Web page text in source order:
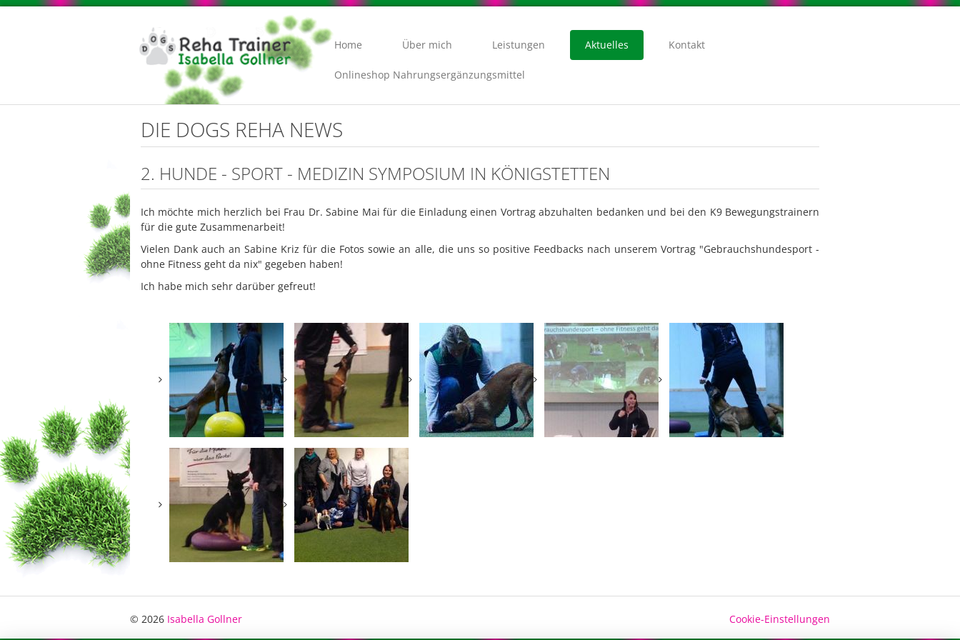
Home Über mich Leistungen Aktuelles Kontakt
Onlineshop Nahrungsergänzungsmittel
DIE DOGS REHA NEWS
2. HUNDE - SPORT - MEDIZIN SYMPOSIUM IN KÖNIGSTETTEN
Ich möchte mich herzlich bei Frau Dr. Sabine Mai für die Einladung einen Vortrag abzuhalten bedanken und bei den K9 Bewegungstrainern
für die gute Zusammenarbeit!
Vielen Dank auch an Sabine Kriz für die Fotos sowie an alle, die uns so positive Feedbacks nach unserem Vortrag "Gebrauchshundesport -
ohne Fitness geht da nix" gegeben haben!
Ich habe mich sehr darüber gefreut!
© 2026 Isabella Gollner Cookie-Einstellungen